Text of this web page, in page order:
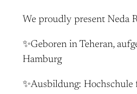
We proudly present Neda
✨Geboren in Teheran,
Hamburg
✨Ausbildung: